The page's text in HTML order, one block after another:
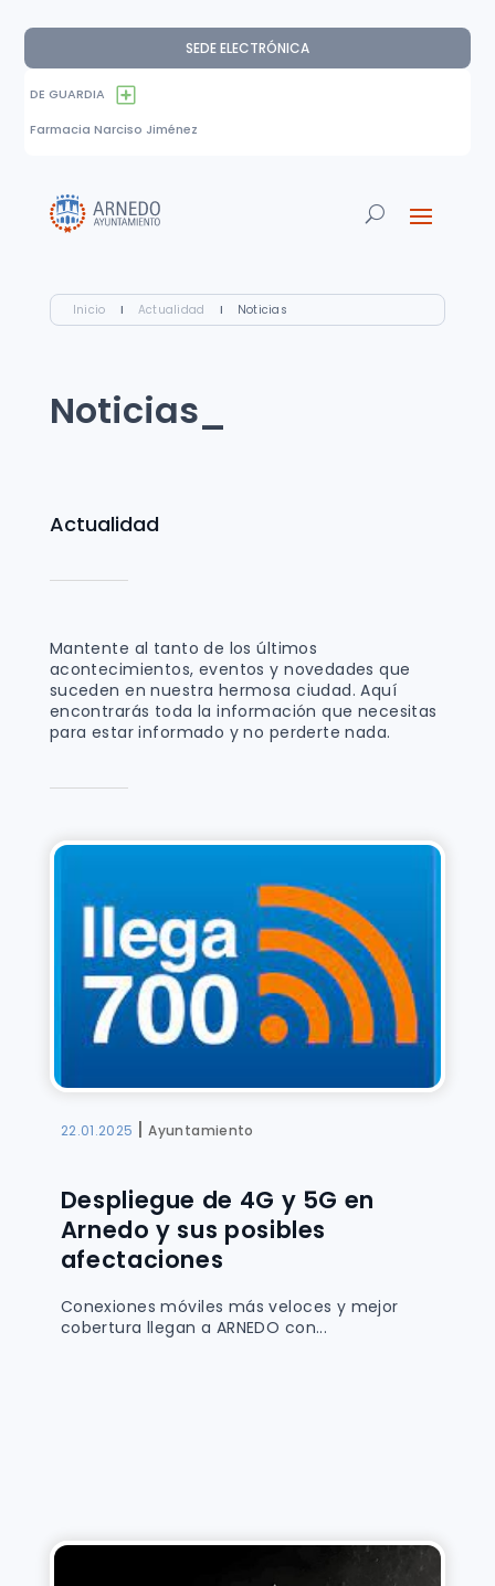
SEDE ELECTRÓNICA
DE GUARDIA
Farmacia Narciso Jiménez
Inicio I Actualidad I Noticias
Noticias_
Actualidad
Mantente al tanto de los últimos
acontecimientos, eventos y novedades que
suceden en nuestra hermosa ciudad. Aquí
encontrarás toda la información que necesitas
para estar informado y no perderte nada.
22.01.2025 |Ayuntamiento
Despliegue de 4G y 5G en
Arnedo y sus posibles
afectaciones
Conexiones móviles más veloces y mejor
cobertura llegan a ARNEDO con...